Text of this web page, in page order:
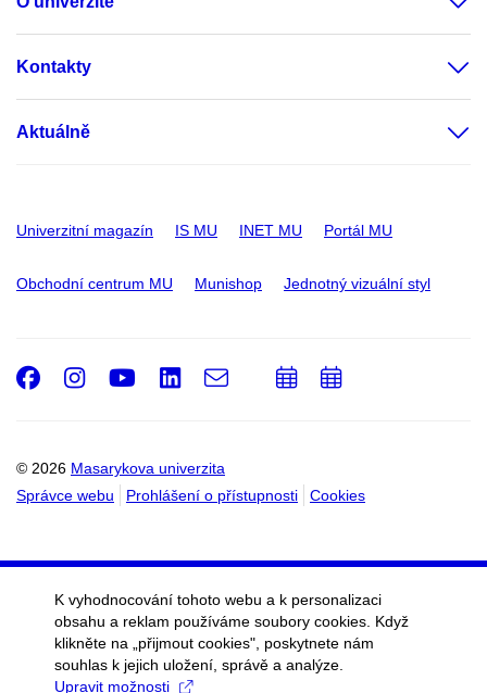
Kontakty
Aktuálně
Univerzitní magazín IS MU INET MU Portál MU
Obchodní centrum MU Munishop Jednotný vizuální styl
© 2026 Masarykova univerzita
Správce webu
Prohlášení o přístupnosti Cookies
Facebook
Instagram
Youtube
LinkedIn
e-
PřidatPřidat
K vyhodnocování tohoto webu a k personalizaci
obsahu a reklam používáme soubory cookies. Když
klikněte na „přijmout cookies", poskytnete nám
souhlas k jejich uložení, správě a analýze.
Upravit možnosti